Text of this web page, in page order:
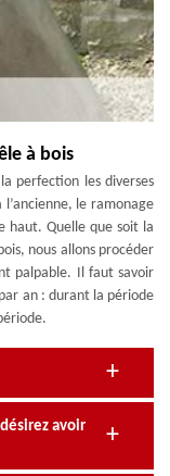
à bois
perfection les diverses
le ramonage
haut. Quelle que soit la
nous allons procéder
palpable. Il faut savoir
an : durant la période
avoir